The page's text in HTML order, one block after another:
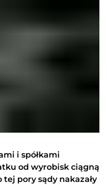
i spółkami
od wyrobisk ciągną
pory sądy nakazały